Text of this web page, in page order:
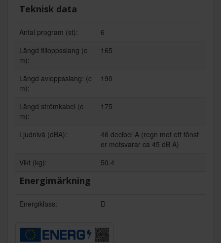
Teknisk data
Antal program (st):
6
Längd tilloppsslang (c
m):
165
Längd avloppsslang: (c
m):
190
Längd strömkabel (c
m):
175
Ljudnivå (dBA):
46 decibel A (regn mot ett fönst
er motsvarar ca 45 dB A)
Vikt (kg):
50.4
Energimärkning
Energiklass: D